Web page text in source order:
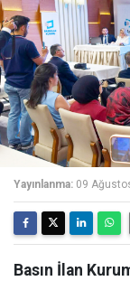
Yayınlanma: 09
Basın İlan